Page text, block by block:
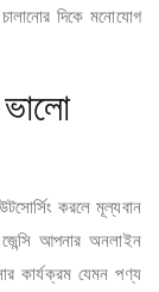
দিকে মনোযোগ
করলে মূল্যবান
আপনার অনলাইন
কার্যক্রম যেমন পণ্য